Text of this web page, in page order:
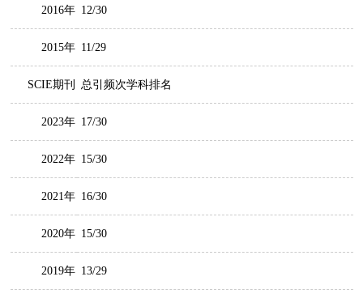
2016年 12/30
2015年 11/29
SCIE期刊 总引频次学科排名
2023年 17/30
2022年 15/30
2021年 16/30
2020年 15/30
2019年 13/29